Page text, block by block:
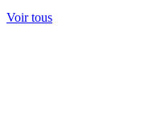
Voir tous